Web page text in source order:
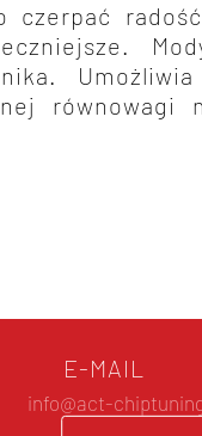
czerpać
równowagi
E-MAIL
info@act-